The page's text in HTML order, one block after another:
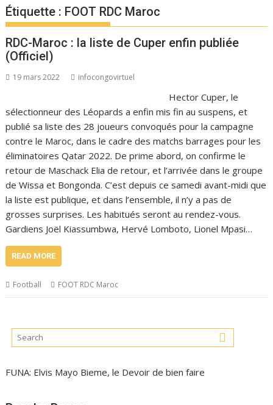
Étiquette : FOOT RDC Maroc
RDC-Maroc : la liste de Cuper enfin publiée
(Officiel)
19 mars 2022 infocongovirtuel
Hector Cuper, le
sélectionneur des Léopards a enfin mis fin au suspens, et
publié sa liste des 28 joueurs convoqués pour la campagne
contre le Maroc, dans le cadre des matchs barrages pour les
éliminatoires Qatar 2022. De prime abord, on confirme le
retour de Maschack Elia de retour, et l’arrivée dans le groupe
de Wissa et Bongonda. C’est depuis ce samedi avant-midi que
la liste est publique, et dans l’ensemble, il n’y a pas de
grosses surprises. Les habitués seront au rendez-vous.
Gardiens Joël Kiassumbwa, Hervé Lomboto, Lionel Mpasi…
READ MORE
Football FOOT RDC Maroc
FUNA: Elvis Mayo Bieme, le Devoir de bien faire